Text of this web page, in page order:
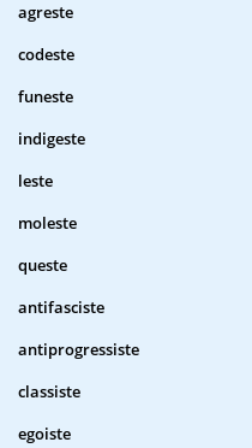
agreste
codeste
funeste
indigeste
leste
moleste
queste
antifasciste
antiprogressiste
classiste
egoiste